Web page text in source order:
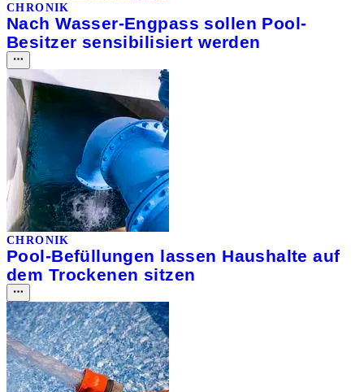
CHRONIK
Nach Wasser-Engpass sollen Pool-
Besitzer sensibilisiert werden
CHRONIK
Pool-Befüllungen lassen Haushalte auf
dem Trockenen sitzen